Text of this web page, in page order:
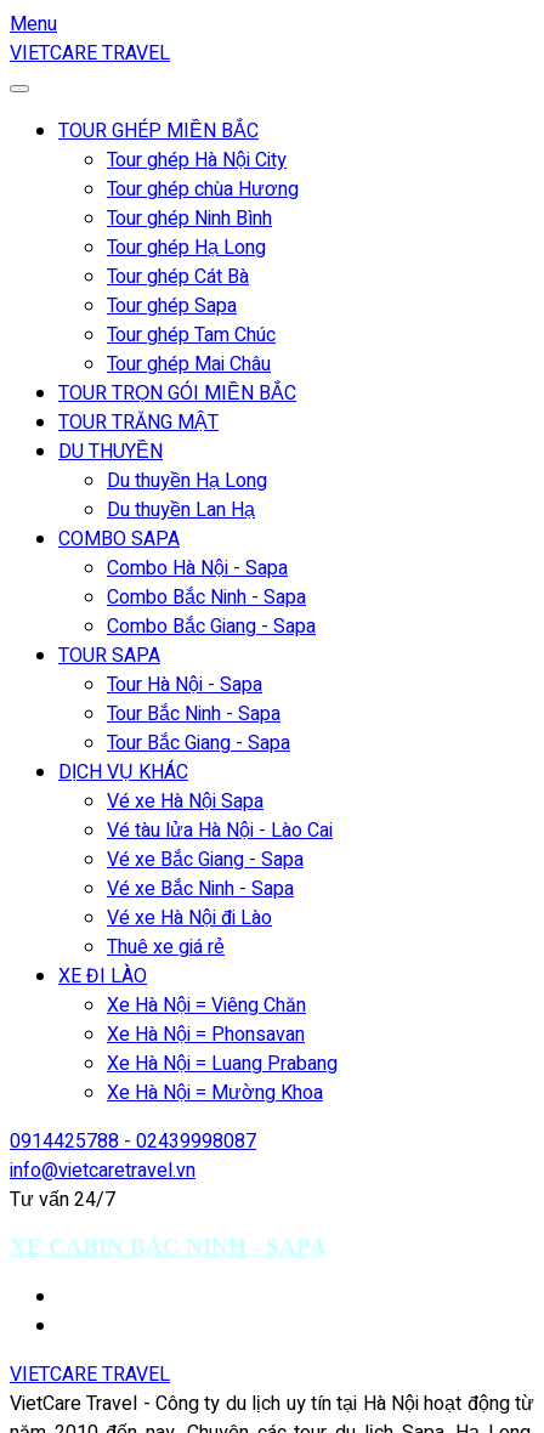
Menu
VIETCARE TRAVEL
TOUR GHÉP MIỀN BẮC
Tour ghép Hà Nội City
Tour ghép chùa Hương
Tour ghép Ninh Bình
Tour ghép Hạ Long
Tour ghép Cát Bà
Tour ghép Sapa
Tour ghép Tam Chúc
Tour ghép Mai Châu
TOUR TRỌN GÓI MIỀN BẮC
TOUR TRĂNG MẬT
DU THUYỀN
Du thuyền Hạ Long
Du thuyền Lan Hạ
COMBO SAPA
Combo Hà Nội - Sapa
Combo Bắc Ninh - Sapa
Combo Bắc Giang - Sapa
TOUR SAPA
Tour Hà Nội - Sapa
Tour Bắc Ninh - Sapa
Tour Bắc Giang - Sapa
DỊCH VỤ KHÁC
Vé xe Hà Nội Sapa
Vé tàu lửa Hà Nội - Lào Cai
Vé xe Bắc Giang - Sapa
Vé xe Bắc Ninh - Sapa
Vé xe Hà Nội đi Lào
Thuê xe giá rẻ
XE ĐI LÀO
Xe Hà Nội = Viêng Chăn
Xe Hà Nội = Phonsavan
Xe Hà Nội = Luang Prabang
Xe Hà Nội = Mường Khoa
0914425788 - 02439998087
info@vietcaretravel.vn
Tư vấn 24/7
XE CABIN BẮC NINH - SAPA
VIETCARE TRAVEL
VietCare Travel - Công ty du lịch uy tín tại Hà Nội hoạt động từ